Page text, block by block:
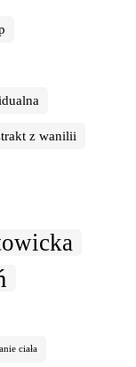
z wanilii
ciała